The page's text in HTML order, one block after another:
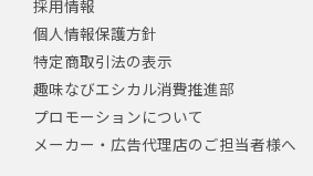
採用情報
個人情報保護方針
特定商取引法の表示
趣味なびエシカル消費推進部
プロモーションについて
メーカー・広告代理店のご担当者様へ